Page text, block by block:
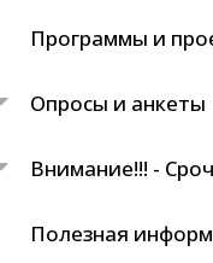
Программы и
Опросы и анкеты
Внимание!!! -
Полезная